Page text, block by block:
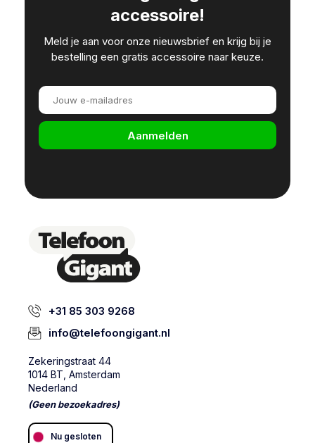
accessoire!
Meld je aan voor onze nieuwsbrief en krijg bij je
bestelling een gratis accessoire naar keuze.
Aanmelden
+31 85 303 9268
info@telefoongigant.nl
Zekeringstraat 44
1014 BT, Amsterdam
Nederland
(Geen bezoekadres)
Nu gesloten